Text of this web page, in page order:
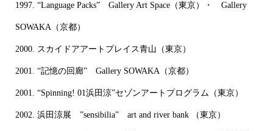
1997. “Language Packs” Gallery Art Space（東京）・ Gallery
SOWAKA（京都）
2000. スカイドアアートプレイス青山（東京）
2001. “記憶の回廊” Gallery SOWAKA（京都）
2001. “Spinning! 01浜田涼”セゾンアートプログラム（東京）
2002. 浜田涼展 ”sensibilia” art and river bank （東京）